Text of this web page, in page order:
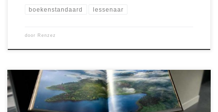
boekenstandaard lessenaar
door Renzez
Bijzondere boeken presenteer je op een bijzondere